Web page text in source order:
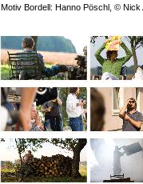
Motiv Bordell: Hanno Pöschl, © Nick